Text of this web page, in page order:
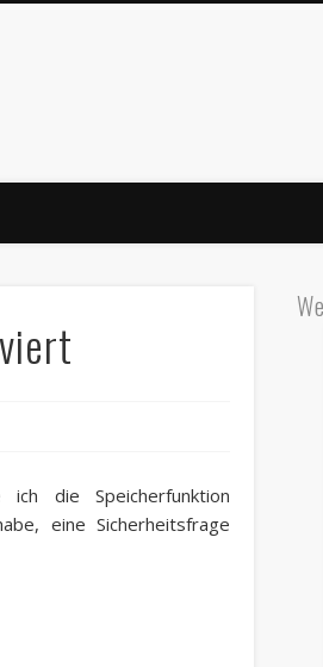
die Speicherfunktion
eine Sicherheitsfrage